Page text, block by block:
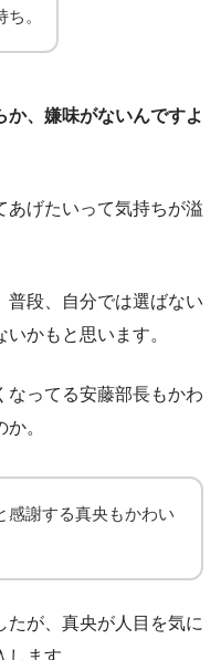
。
か、嫌味がないんですよ
あげたいって気持ちが溢
普段、自分では選ばない
かもと思います。
なってる安藤部長もかわ
。
感謝する真央もかわい
たが、真央が人目を気に